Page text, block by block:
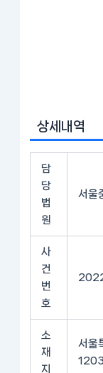
상세내역
담
당
법
원
서울
사
건
번
호
소
재
지
서울